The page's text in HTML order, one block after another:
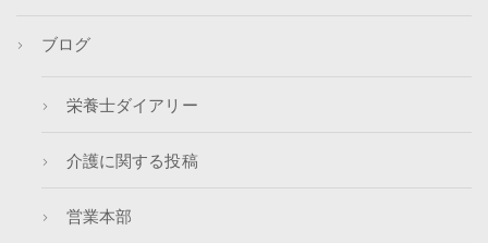
ブログ
栄養士ダイアリー
介護に関する投稿
営業本部